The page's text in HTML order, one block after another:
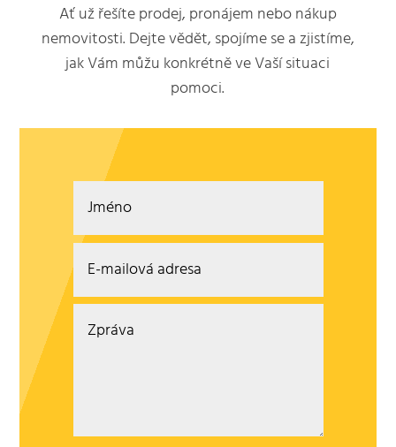
Ať už řešíte prodej, pronájem nebo nákup
nemovitosti. Dejte vědět, spojíme se a zjistíme,
jak Vám můžu konkrétně ve Vaší situaci
pomoci.